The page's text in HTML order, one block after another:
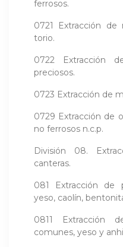
ferrosos.
0721 Extracción
torio.
0722 Extracción
preciosos.
0723 Extracción de
0729 Extracción de
no ferrosos n.c.p.
División 08.
canteras.
081 Extracción de
yeso, caolín,
0811 Extracción
comunes, yeso y